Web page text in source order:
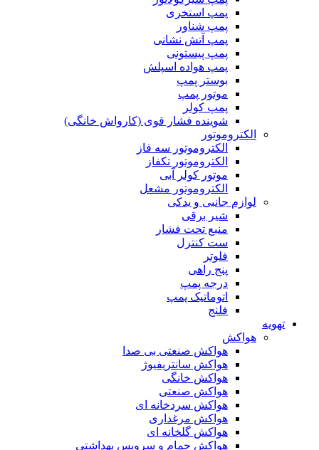
پمپ استخری
پمپ شناور
پمپ آتش نشانی
پمپ پیستونی
پمپ هواده اسپلش
بوستر پمپ
موتور پمپ
پمپ کولر
شوینده فشار قوی (کارواش خانگی)
الکتروموتور
الکتروموتور سه فاز
الکتروموتور تکفاز
موتور کولر آبی
الکتروموتور مشعل
لوازم جانبی و یدکی
شیر برقی
منبع تحت فشار
ست کنترل
فلوتر
پنج راهی
درجه پمپ
اتوماتیک پمپ
فلنج
تهویه
هواکش
هواکش صنعتی بی صدا
هواکش سانتریفیوژ
هواکش خانگی
هواکش صنعتی
هواکش سردخانه ای
هواکش مرغداری
هواکش گلخانه ای
هواکش حمام و سرویس بهداشتی